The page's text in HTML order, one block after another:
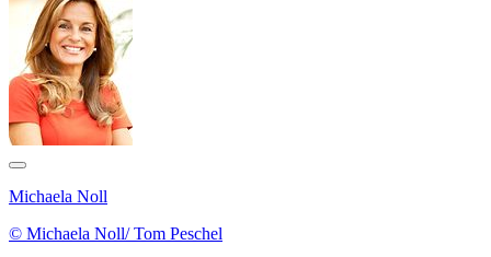
Michaela Noll
© Michaela Noll/ Tom Peschel